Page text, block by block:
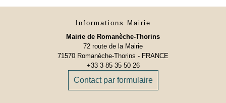
Informations Mairie
Mairie de Romanèche-Thorins
72 route de la Mairie
71570 Romanèche-Thorins - FRANCE
+33 3 85 35 50 26
Contact par formulaire